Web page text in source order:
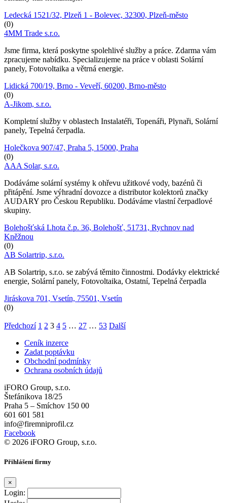
Ledecká 1521/32, Plzeň 1 - Bolevec, 32300, Plzeň-město
(0)
4MM Trade s.r.o.
Jsme firma, která poskytne spolehlivé služby a práce. Zdarma vám
zpracujeme nabídku. Specializujeme na práce v oblasti Solární
panely, Fotovoltaika a větrná energie.
Lidická 700/19, Brno - Veveří, 60200, Brno-město
(0)
A-Jikom, s.r.o.
Kompletní služby v oblastech Instalatéři, Topenáři, Plynaři, Solární
panely, Tepelná čerpadla.
Holečkova 907/47, Praha 5, 15000, Praha
(0)
AAA Solar, s.r.o.
Dodáváme solární systémy k ohřevu užitkové vody, bazénů či
přitápění. Jsme výhradní dovozce a distributor kolektorů značky
AUDARY pro Českou Republiku. Dodáváme vlastní čerpadlové
skupiny.
Bolehošťská Lhota č.p. 36, Bolehošť, 51731, Rychnov nad
Kněžnou
(0)
AB Solartrip, s.r.o.
AB Solartrip, s.r.o. se zabývá těmito činnostmi. Dodávky elektrické
energie, Solární panely, Fotovoltaika, Ostatní, Tepelná čerpadla
Jiráskova 701, Vsetín, 75501, Vsetín
(0)
Předchozí 1 2 3 4 5 … 27 … 53 Další
Ceník inzerce
Zadat poptávku
Obchodní podmínky
Ochrana osobních údajů
iFORO Group, s.r.o.
Štefánikova 18/25
Praha 5 – Smíchov 150 00
601 601 581
info@firemniprofil.cz
Facebook
© 2026 iFORO Group, s.r.o.
Přihlášení firmy
×
Login: